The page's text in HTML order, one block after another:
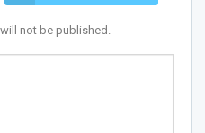
not be published.